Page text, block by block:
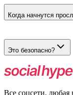
Когда начнутся
Это безопасно?
Да, полностью
Все соцсети,